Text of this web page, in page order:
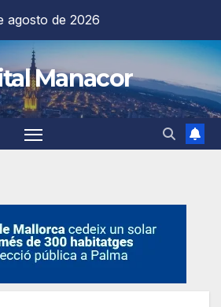
agosto de 2026
Manacor